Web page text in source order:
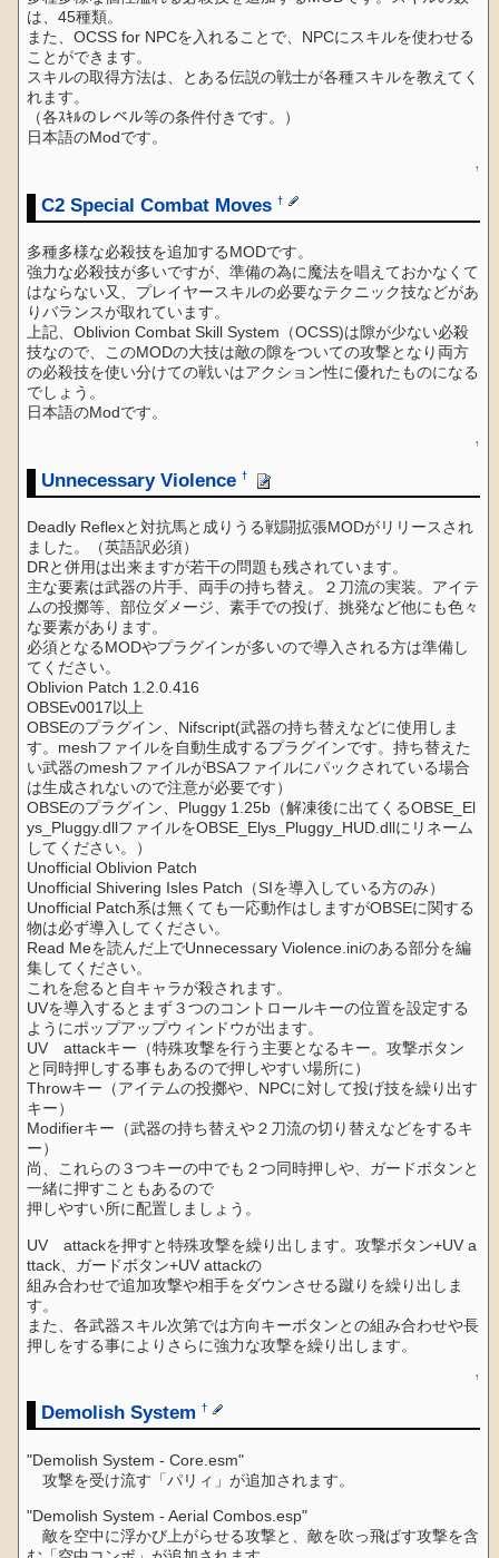
は、45種類。
また、OCSS for NPCを入れることで、NPCにスキルを使わせる
ことができます。
スキルの取得方法は、とある伝説の戦士が各種スキルを教えてく
れます。
（各ｽｷﾙのレベル等の条件付きです。）
日本語のModです。
↑
C2 Special Combat Moves†
多種多様な必殺技を追加するMODです。
強力な必殺技が多いですが、準備の為に魔法を唱えておかなくて
はならない又、プレイヤースキルの必要なテクニック技などがあ
りバランスが取れています。
上記、Oblivion Combat Skill System（OCSS)は隙が少ない必殺
技なので、このMODの大技は敵の隙をついての攻撃となり両方
の必殺技を使い分けての戦いはアクション性に優れたものになる
でしょう。
日本語のModです。
↑
Unnecessary Violence †
Deadly Reflexと対抗馬と成りうる戦闘拡張MODがリリースされ
ました。（英語訳必須）
DRと併用は出来ますが若干の問題も残されています。
主な要素は武器の片手、両手の持ち替え。２刀流の実装。アイテ
ムの投擲等、部位ダメージ、素手での投げ、挑発など他にも色々
な要素があります。
必須となるMODやプラグインが多いので導入される方は準備し
てください。
Oblivion Patch 1.2.0.416
OBSEv0017以上
OBSEのプラグイン、Nifscript(武器の持ち替えなどに使用しま
す。meshファイルを自動生成するプラグインです。持ち替えた
い武器のmeshファイルがBSAファイルにパックされている場合
は生成されないので注意が必要です）
OBSEのプラグイン、Pluggy 1.25b（解凍後に出てくるOBSE_El
ys_Pluggy.dllファイルをOBSE_Elys_Pluggy_HUD.dllにリネーム
してください。）
Unofficial Oblivion Patch
Unofficial Shivering Isles Patch（SIを導入している方のみ）
Unofficial Patch系は無くても一応動作はしますがOBSEに関する
物は必ず導入してください。
Read Meを読んだ上でUnnecessary Violence.iniのある部分を編
集してください。
これを怠ると自キャラが殺されます。
UVを導入するとまず３つのコントロールキーの位置を設定する
ようにポップアップウィンドウが出ます。
UV attackキー（特殊攻撃を行う主要となるキー。攻撃ボタン
と同時押しする事もあるので押しやすい場所に）
Throwキー（アイテムの投擲や、NPCに対して投げ技を繰り出す
キー）
Modifierキー（武器の持ち替えや２刀流の切り替えなどをするキ
ー）
尚、これらの３つキーの中でも２つ同時押しや、ガードボタンと
一緒に押すこともあるので
押しやすい所に配置しましょう。
UV attackを押すと特殊攻撃を繰り出します。攻撃ボタン+UV a
ttack、ガードボタン+UV attackの
組み合わせで追加攻撃や相手をダウンさせる蹴りを繰り出しま
す。
また、各武器スキル次第では方向キーボタンとの組み合わせや長
押しをする事によりさらに強力な攻撃を繰り出します。
↑
Demolish System †
"Demolish System - Core.esm"
攻撃を受け流す「パリィ」が追加されます。
"Demolish System - Aerial Combos.esp"
敵を空中に浮かび上がらせる攻撃と、敵を吹っ飛ばす攻撃を含